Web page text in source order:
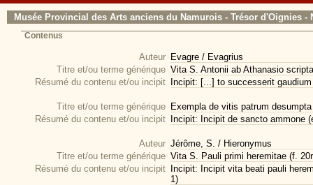
Musée Provincial des Arts anciens du Namurois - Trésor d'Oignies -
Contenus
Auteur Evagre / Evagrius
Titre et/ou terme générique Vita S. Antonii ab Athanasio
Résumé du contenu et/ou incipit
Incipit: [...] to successerit
Titre et/ou terme générique Exempla de vitis patrum
Résumé du contenu et/ou incipit
Incipit: Incipit de sancto ammone
Auteur Jérôme, S. / Hieronymus
Titre et/ou terme générique Vita S. Pauli primi heremitae (f.
Résumé du contenu et/ou incipit
Incipit: Incipit vita beati pauli
1)